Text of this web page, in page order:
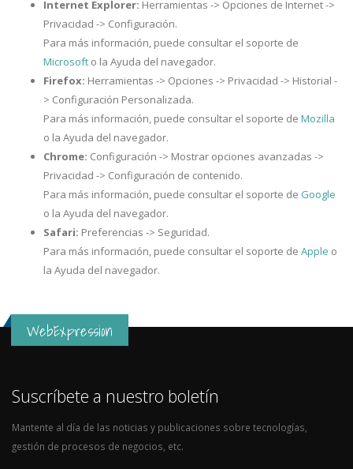
Internet Explorer: Herramientas -> Opciones de Internet ->
Privacidad -> Configuración.
Para más información, puede consultar el soporte de
Microsoft o la Ayuda del navegador.
Firefox: Herramientas -> Opciones -> Privacidad -> Historial -
> Configuración Personalizada.
Para más información, puede consultar el soporte de Mozilla
o la Ayuda del navegador.
Chrome: Configuración -> Mostrar opciones avanzadas ->
Privacidad -> Configuración de contenido.
Para más información, puede consultar el soporte de Google
o la Ayuda del navegador.
Safari: Preferencias -> Seguridad.
Para más información, puede consultar el soporte de Apple o
la Ayuda del navegador.
WebExpression
Suscríbete a nuestro boletín
Mantente al día de las noticias y publicaciones sobre tecnologías,
gestión de procesos de negocios, etc.